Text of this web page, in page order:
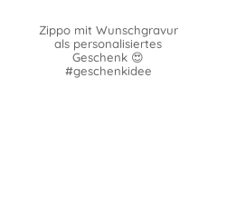
Zippo mit Wunschgravur
als personalisiertes
Geschenk 😍
#geschenkidee